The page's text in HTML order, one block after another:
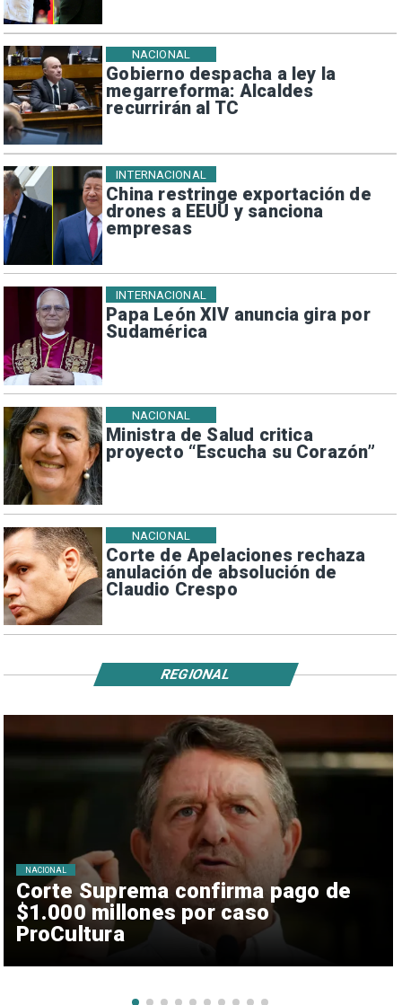
Gobierno despacha a ley la
megarreforma: Alcaldes
recurrirán al TC
NACIONAL
China restringe exportación de
drones a EEUU y sanciona
empresas
INTERNACIONAL
Papa León XIV anuncia gira por
Sudamérica
INTERNACIONAL
Ministra de Salud critica
proyecto “Escucha su Corazón”
NACIONAL
Corte de Apelaciones rechaza
anulación de absolución de
Claudio Crespo
NACIONAL
Corte Suprema confirma pago de
$1.000 millones por caso
ProCultura
NACIONAL
REGIONAL